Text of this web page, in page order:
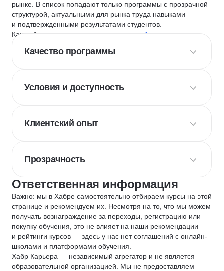
рынке. В список попадают только программы с прозрачной
структурой, актуальными для рынка труда навыками
и подтвержденными результатами студентов.
Каждый курс и школу мы оцениваем по
4 критериям
Качество программы
Условия и доступность
Клиентский опыт
Прозрачность
Ответственная информация
Важно: мы в Хабре самостоятельно отбираем курсы на этой
странице и рекомендуем их. Несмотря на то, что мы можем
получать вознаграждение за переходы, регистрацию или
покупку обучения, это не влияет на наши рекомендации
и рейтинги курсов — здесь у нас нет соглашений с онлайн-
школами и платформами обучения.
Хабр Карьера — независимый агрегатор и не является
образовательной организацией. Мы не предоставляем